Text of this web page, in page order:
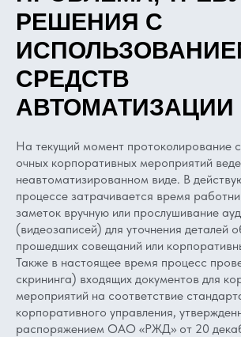
РЕШЕНИЯ С
СРЕДСТВ
АВТОМАТИЗАЦИИ
На текущий момент протоколирование
очных корпоративных мероприятий
неавтоматизированном виде. В
процессе затрачивается время
заметок вручную или прослушивание
(видеозаписей) для уточнения деталей
прошедших совещаний или
Также в настоящее время процесс
скрининга) входящих документов для
мероприятий на соответствие
корпоративного управления,
распоряжением ОАО «РЖД» от 20